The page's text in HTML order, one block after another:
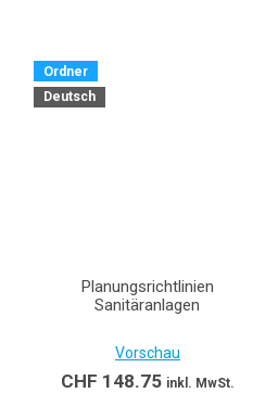
Ordner
Deutsch
Planungsrichtlinien
Sanitäranlagen
Vorschau
CHF 148.75 inkl. MwSt.